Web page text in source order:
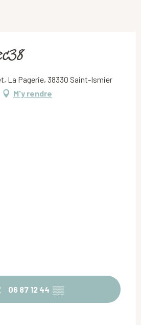
La Pagerie, 38330 Saint-Ismier
M'y rendre
06 87 12 44 ▒▒